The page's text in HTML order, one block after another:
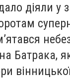
діяли у
Батрака,